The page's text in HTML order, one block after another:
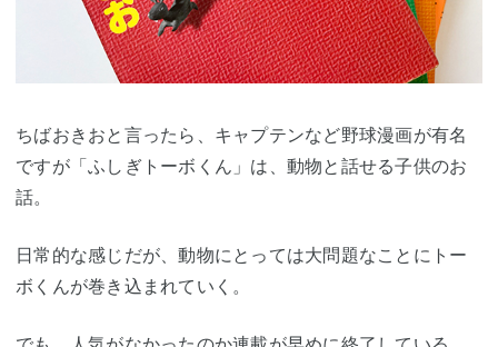
ちばおきおと言ったら、キャプテンなど野球漫画が有名
ですが「ふしぎトーボくん」は、動物と話せる子供のお
話。
日常的な感じだが、動物にとっては大問題なことにトー
ボくんが巻き込まれていく。